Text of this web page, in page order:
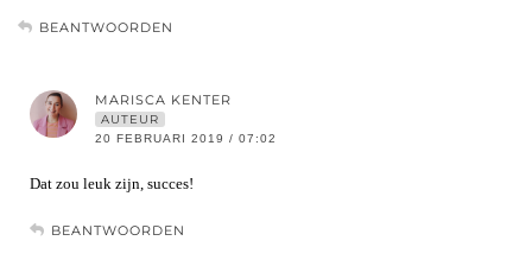
BEANTWOORDEN
MARISCA KENTER
AUTEUR
20 FEBRUARI 2019 / 07:02
Dat zou leuk zijn, succes!
BEANTWOORDEN